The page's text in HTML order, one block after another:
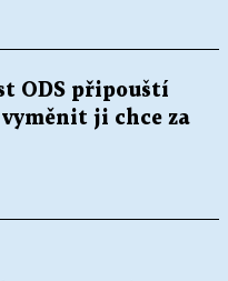
ODS připouští
ji chce za